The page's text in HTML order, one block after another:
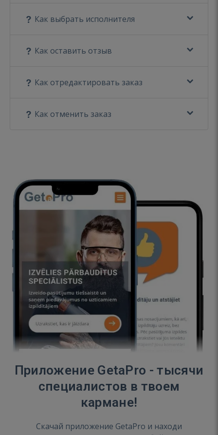
Как выбрать исполнителя
Как оставить отзыв
Как отредактировать заказ
Как отменить заказ
Приложение GetaPro - тысячи
специалистов в твоем
кармане!
Скачай приложение GetaPro и находи